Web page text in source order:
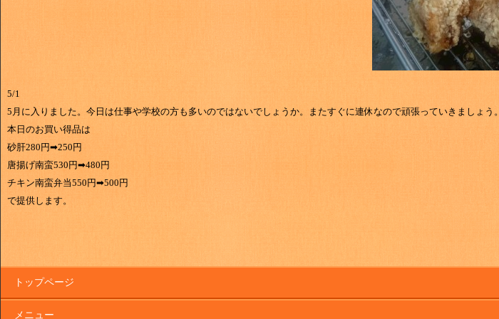
5/1
5月に入りました。今日は仕事や学校の方も多いのではないでしょうか。またすぐに連休なので頑張っていきましょう。
本日のお買い得品は
砂肝280円➡250円
唐揚げ南蛮530円➡480円
チキン南蛮弁当550円➡500円
で提供します。
トップページ
メニュー